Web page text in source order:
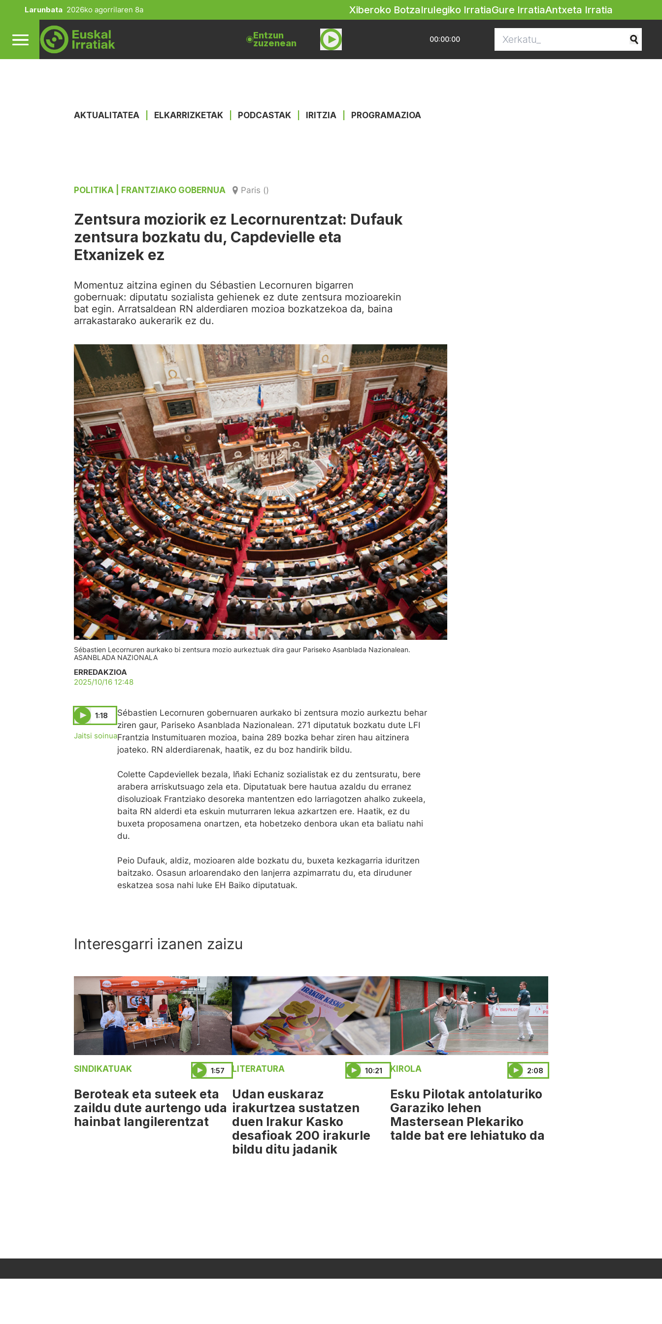
Larunbata 2026ko agorrilaren 8a Xiberoko BotzaIrulegiko IrratiaGure IrratiaAntxeta Irratia
Entzun
zuzenean 00:00:00
AKTUALITATEA ELKARRIZKETAK PODCASTAK IRITZIA PROGRAMAZIOA
POLITIKA | FRANTZIAKO GOBERNUA Paris ()
Zentsura moziorik ez Lecornurentzat: Dufauk
zentsura bozkatu du, Capdevielle eta
Etxanizek ez
Momentuz aitzina eginen du Sébastien Lecornuren bigarren
gobernuak: diputatu sozialista gehienek ez dute zentsura mozioarekin
bat egin. Arratsaldean RN alderdiaren mozioa bozkatzekoa da, baina
arrakastarako aukerarik ez du.
Sébastien Lecornuren aurkako bi zentsura mozio aurkeztuak dira gaur Pariseko Asanblada Nazionalean.
ASANBLADA NAZIONALA
ERREDAKZIOA
2025/10/16 12:48
1:18
Jaitsi soinua
Sébastien Lecornuren gobernuaren aurkako bi zentsura mozio aurkeztu behar
ziren gaur, Pariseko Asanblada Nazionalean. 271 diputatuk bozkatu dute LFI
Frantzia Instumituaren mozioa, baina 289 bozka behar ziren hau aitzinera
joateko. RN alderdiarenak, haatik, ez du boz handirik bildu.
Colette Capdeviellek bezala, Iñaki Echaniz sozialistak ez du zentsuratu, bere
arabera arriskutsuago zela eta. Diputatuak bere hautua azaldu du erranez
disoluzioak Frantziako desoreka mantentzen edo larriagotzen ahalko zukeela,
baita RN alderdi eta eskuin muturraren lekua azkartzen ere. Haatik, ez du
buxeta proposamena onartzen, eta hobetzeko denbora ukan eta baliatu nahi
du.
Peio Dufauk, aldiz, mozioaren alde bozkatu du, buxeta kezkagarria iduritzen
baitzako. Osasun arloarendako den lanjerra azpimarratu du, eta diruduner
eskatzea sosa nahi luke EH Baiko diputatuak.
Interesgarri izanen zaizu
SINDIKATUAK 1:57
Beroteak eta suteek eta
zaildu dute aurtengo uda
hainbat langilerentzat
LITERATURA 10:21
Udan euskaraz
irakurtzea sustatzen
duen Irakur Kasko
desafioak 200 irakurle
bildu ditu jadanik
KIROLA 2:08
Esku Pilotak antolaturiko
Garaziko lehen
Mastersean Plekariko
talde bat ere lehiatuko da